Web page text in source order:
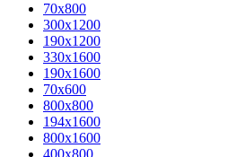
70x800
300x1200
190x1200
330x1600
190x1600
70x600
800x800
194x1600
800x1600
400х800